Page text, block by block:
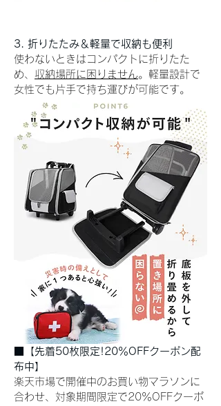
3. 折りたたみ＆軽量で収納も便利
使わないときはコンパクトに折りたた
め、 収納場所に困りません。軽量設計で
女性でも片手で持ち運びが可能です。
■【先着50枚限定!20％OFFクーポン配
布中】
楽天市場で開催中のお買い物マラソンに
合わせ、対象期間限定で20％OFFクーポ